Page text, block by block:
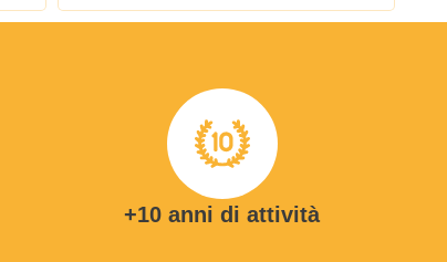
+10 anni di attività